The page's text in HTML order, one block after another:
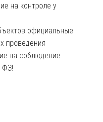
на контроле у
официальные
проведения
на соблюдение
ФЗ!